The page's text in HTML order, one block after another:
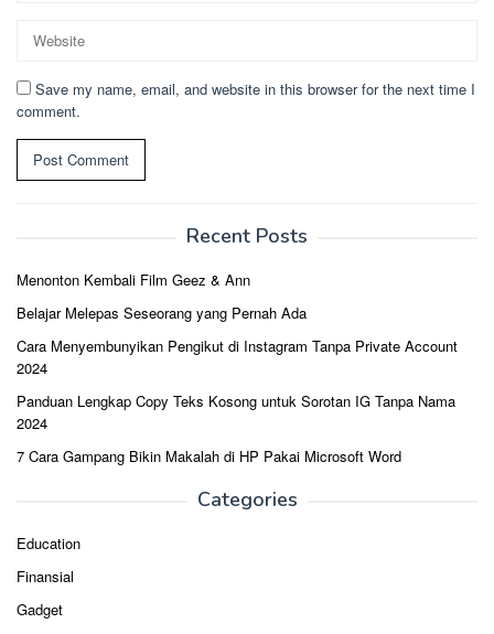
Save my name, email, and website in this browser for the next time I
comment.
Recent Posts
Menonton Kembali Film Geez & Ann
Belajar Melepas Seseorang yang Pernah Ada
Cara Menyembunyikan Pengikut di Instagram Tanpa Private Account
2024
Panduan Lengkap Copy Teks Kosong untuk Sorotan IG Tanpa Nama
2024
7 Cara Gampang Bikin Makalah di HP Pakai Microsoft Word
Categories
Education
Finansial
Gadget